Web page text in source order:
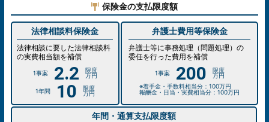
保険金の支払限度額
法律相談料保険金
法律相談に要した法律相談料
の実費相当額を補償
1事案 2.2 万円
1年間 10 万円
弁護士費用等保険金
弁護士等に事務処理（問題処理）の
委任を行った費用を補償
1事案 200
万円
※着手金・手数料相当分：100万円
報酬金・日当・実費相当分：100万円
年間・通算支払限度額